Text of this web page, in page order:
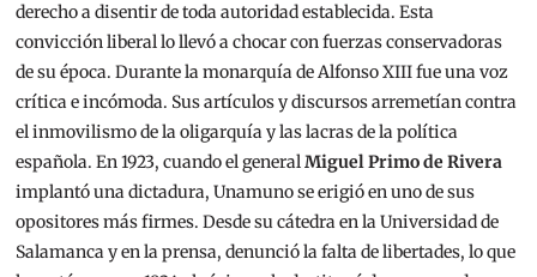
derecho a disentir de toda autoridad establecida. Esta
convicción liberal lo llevó a chocar con fuerzas conservadoras
de su época. Durante la monarquía de Alfonso XIII fue una voz
crítica e incómoda. Sus artículos y discursos arremetían contra
el inmovilismo de la oligarquía y las lacras de la política
española. En 1923, cuando el generalMiguel Primo de Rivera
implantó una dictadura, Unamuno se erigió en uno de sus
opositores más firmes. Desde su cátedra en la Universidad de
Salamanca y en la prensa, denunció la falta de libertades, lo que